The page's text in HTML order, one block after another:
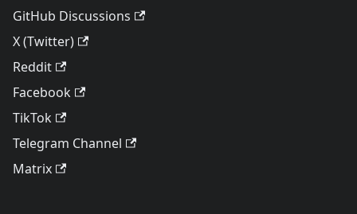
GitHub Discussions
X (Twitter)
Reddit
Facebook
TikTok
Telegram Channel
Matrix